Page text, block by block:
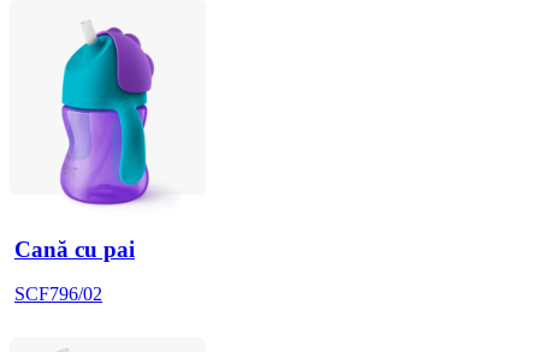
Cană cu pai
SCF796/02